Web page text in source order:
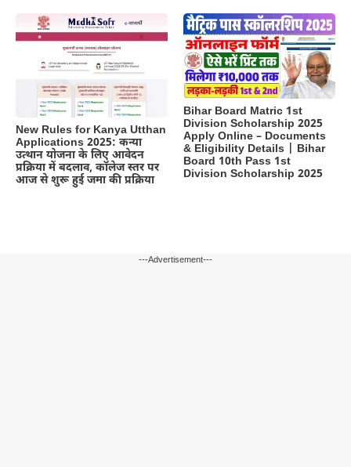
New Rules for Kanya Utthan
Applications 2025: कन्या
उत्थान योजना के लिए आवेदन
प्रक्रिया में बदलाव, कॉलेज स्तर पर
आज से शुरू हुई जमा की प्रक्रिया
Bihar Board Matric 1st
Division Scholarship 2025
Apply Online – Documents
& Eligibility Details | Bihar
Board 10th Pass 1st
Division Scholarship 2025
---Advertisement---